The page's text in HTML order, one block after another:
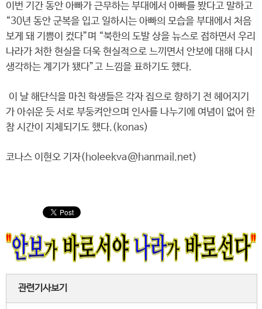
이번 기간 동안 아빠가 근무하는 부대에서 아빠를 봤다고 말하고
“30년 동안 군복을 입고 일하시는 아빠의 모습을 부대에서 처음
보게 돼 기쁨이 컸다”며 “북한의 도발 상을 뉴스로 접하면서 우리
나라가 처한 현실을 더욱 현실적으로 느끼면서 안보에 대해 다시
생각하는 계기가 됐다”고 느낌을 표하기도 했다.
이 날 해단식을 마친 학생들은 각자 집으로 향하기 전 헤어지기
가 아쉬운 듯 서로 부둥켜안으며 인사를 나누기에 여념이 없어 한
참 시간이 지체되기도 했다.(konas)
코나스 이현오 기자(holeekva@hanmail.net)
관련기사보기